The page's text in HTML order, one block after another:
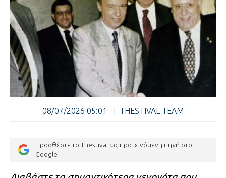
08/07/2026 05:01 THESTIVAL TEAM
Προσθέστε το Thestival ως προτεινόμενη πηγή στο
Google